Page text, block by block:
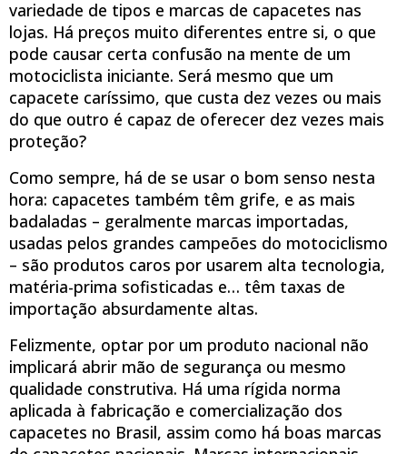
variedade de tipos e marcas de capacetes nas
lojas. Há preços muito diferentes entre si, o que
pode causar certa confusão na mente de um
motociclista iniciante. Será mesmo que um
capacete caríssimo, que custa dez vezes ou mais
do que outro é capaz de oferecer dez vezes mais
proteção?
Como sempre, há de se usar o bom senso nesta
hora: capacetes também têm grife, e as mais
badaladas – geralmente marcas importadas,
usadas pelos grandes campeões do motociclismo
– são produtos caros por usarem alta tecnologia,
matéria-prima sofisticadas e… têm taxas de
importação absurdamente altas.
Felizmente, optar por um produto nacional não
implicará abrir mão de segurança ou mesmo
qualidade construtiva. Há uma rígida norma
aplicada à fabricação e comercialização dos
capacetes no Brasil, assim como há boas marcas